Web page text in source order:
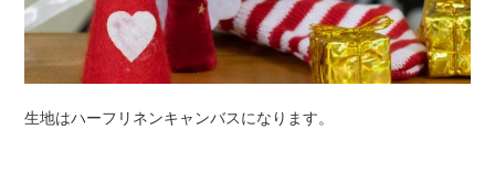
生地はハーフリネンキャンバスになります。